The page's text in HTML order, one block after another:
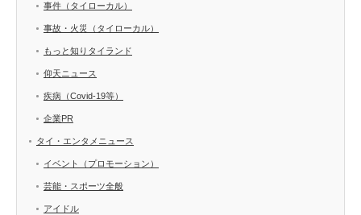
事件（タイローカル）
事故・火災（タイローカル）
もっと知りタイランド
仰天ニュース
疾病（Covid-19等）
企業PR
タイ・エンタメニュース
イベント（プロモーション）
芸能・スポーツ全般
アイドル